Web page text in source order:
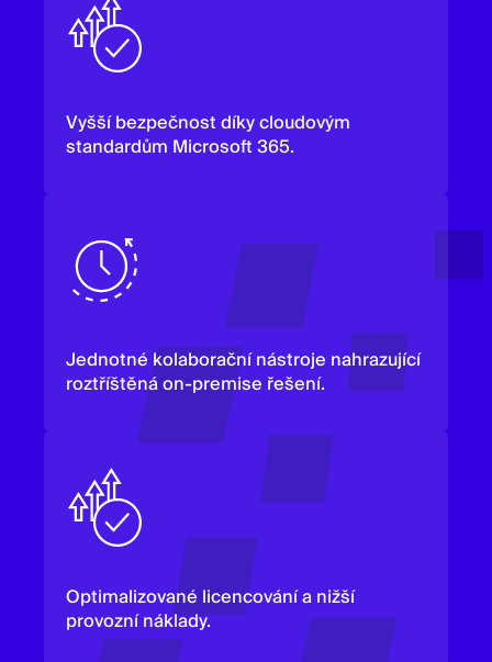
Vyšší bezpečnost díky cloudovým
standardům Microsoft 365.
Jednotné kolaborační nástroje nahrazující
roztříštěná on-premise řešení.
Optimalizované licencování a nižší
provozní náklady.